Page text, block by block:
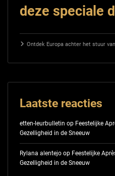
deze speciale
Ontdek Europa achter het stuur
Laatste reacties
etten-leurbulletin op Feestelijke
Gezelligheid in de Sneeuw
Rylana alentejoop Feestelijke
Gezelligheid in de Sneeuw